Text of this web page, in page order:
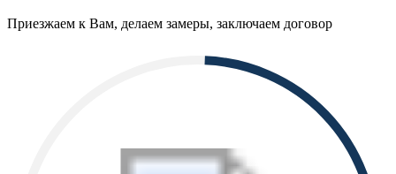
Приезжаем к Вам, делаем замеры, заключаем договор